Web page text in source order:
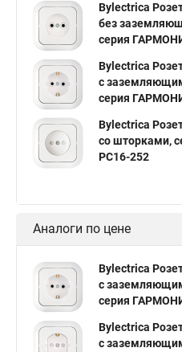
Bylectrica
без
серия
Bylectrica
с
серия
Bylectrica
со шторками,
РС16-252
Аналоги по цене
Bylectrica
с
серия
Bylectrica
с